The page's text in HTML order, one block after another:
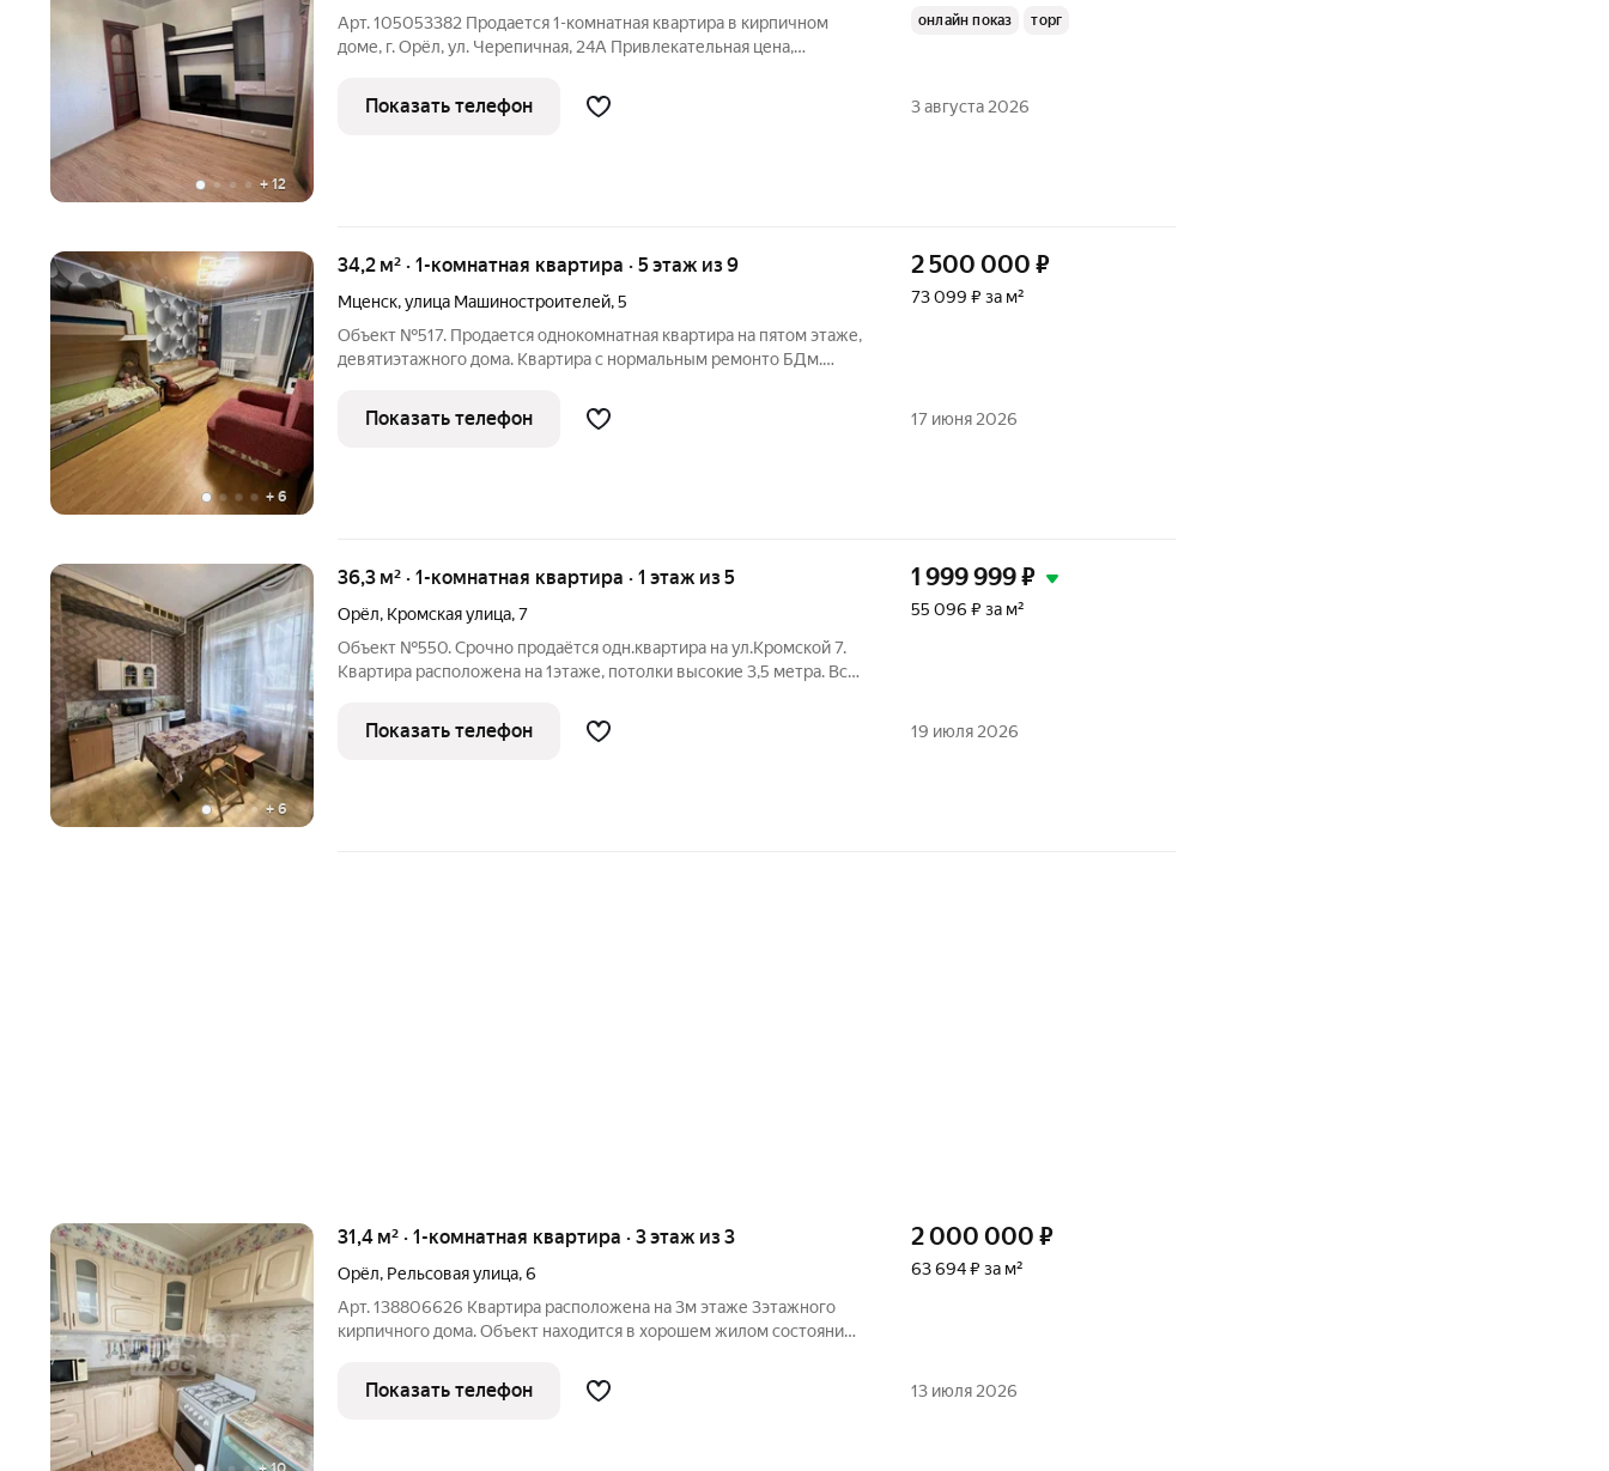
+12
Арт. 105053382 Продается 1-комнатная квартира в кирпичном
доме, г. Орёл, ул. Черепичная, 24А Привлекательная цена,
1-комнатная квартира общей площадью 28,6 м на 3 этаже 4-
этажного кирпичного
онлайн показ торг
Показать телефон 3 августа 2026
+ 6
34,2 м² · 1-комнатная квартира · 5 этаж из 9
Мценск,улица Машиностроителей,5
Объект №517. Продается однокомнатная квартира на пятом этаже,
девятиэтажного дома. Квартира с нормальным ремонто БДм.
рядом. Пятерочка в соседнем доме.
2 500 000 ₽
73 099 ₽ за м²
Показать телефон 17 июня 2026
+ 6
36,3 м² · 1-комнатная квартира · 1 этаж из 5
Орёл, Кромская улица,7
Объект №550. Срочно продаётся одн.квартира на ул.Кромской 7.
Квартира расположена на 1этаже, потолки высокие 3,5 метра. Вся
"Пятерочка", "Магнит"не далеко детские сады и школы ,
продуктовые
1 999 999₽
55 096 ₽ за м²
Показать телефон 19 июля 2026
31,4 м² · 1-комнатная квартира · 3 этаж из 3
Орёл, Рельсовая улица,6
Арт. 138806626 Квартира расположена на 3м этаже 3этажного
кирпичного дома. Объект находится в хорошем жилом состоянии.
33, детский сад № 8; рядом магазины, аптека, тихий
благоустроенный
2 000 000 ₽
63 694 ₽ за м²
Показать телефон 13 июля 2026